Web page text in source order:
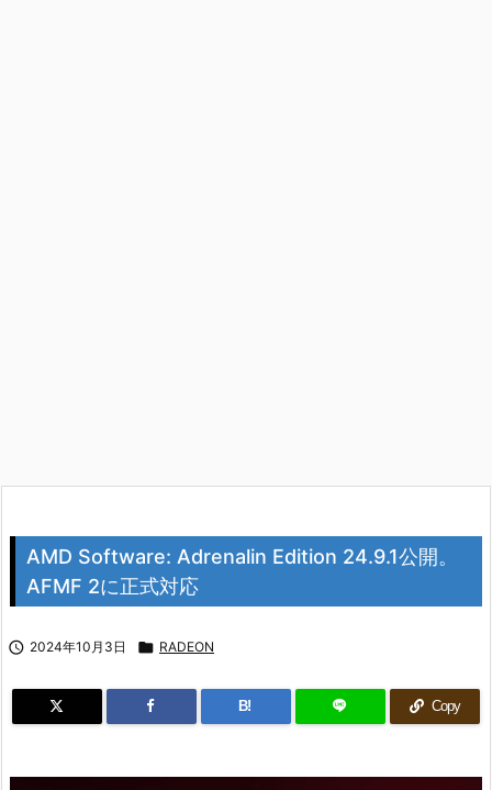
AMD Software: Adrenalin Edition 24.9.1公開。
AFMF 2に正式対応
 2024年10月3日  RADEON
B! Copy